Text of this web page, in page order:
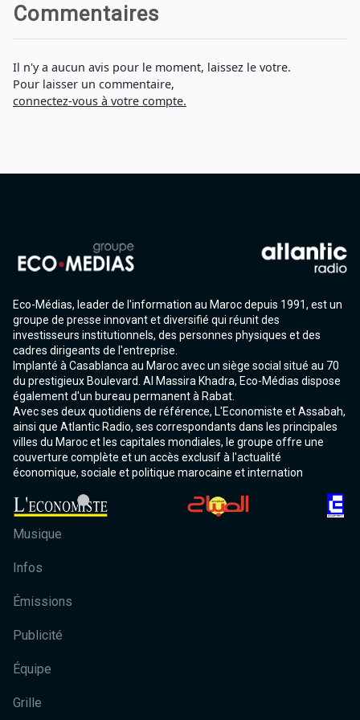
Commentaires
Il n'y a aucun avis pour le moment, laissez le votre.
Pour laisser un commentaire,
connectez-vous à votre compte.
Eco-Médias, leader de l'information au Maroc depuis 1991, est un
groupe de presse innovant et diversifié qui réunit des
investisseurs institutionnels, des personnes physiques et des
cadres dirigeants de l'entreprise.
Implanté à Casablanca au Maroc avec un siège social situé au 70
du prestigieux Boulevard. Al Massira Khadra, Eco-Médias dispose
également d'un bureau permanent à Rabat.
Avec ses deux quotidiens de référence, L'Economiste et Assabah,
ainsi que Atlantic Radio, ses correspondants dans les principales
villes du Maroc et les capitales mondiales, le groupe offre une
couverture complète et un accès exclusif à l'actualité
économique, sociale et politique marocaine et internation
Musique
Infos
Émissions
Publicité
Équipe
Grille